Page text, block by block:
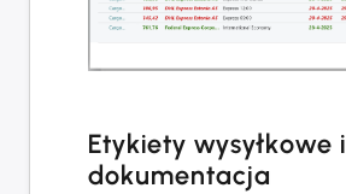
Etykiety wysyłkowe i
dokumentacja